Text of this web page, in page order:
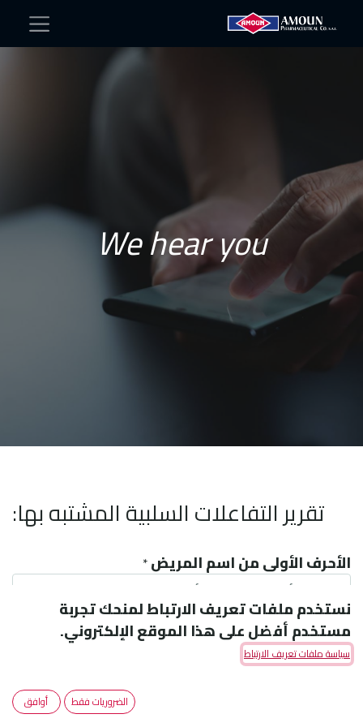
We hear you
تقرير التفاعلات السلبية المشتبه بها:
الأحرف الأولى من اسم المريض*
نستخدم ملفات تعريف الارتباط لمنحك تجربة
مستخدم أفضل على هذا الموقع الإلكتروني.
سياسة ملفات تعريف الارتباط
الضروريات فقط أوافق